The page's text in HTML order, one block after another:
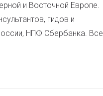
и Восточной Европе.
гидов и
НПФ Сбербанка. Все